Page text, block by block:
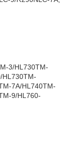
3/HL730TM-
HL730TM-
7A/HL740TM-
9/HL760-